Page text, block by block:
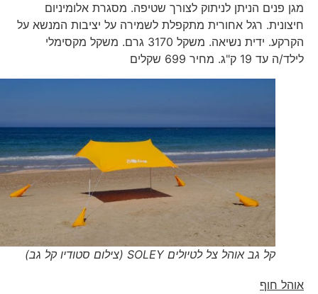
מגן פנים הניתן לניתוק לצורך שטיפה. מסגרת אלומיניום
חיצונית. רגל אחורית מתקפלת לשמירה על יציבות המנשא על
הקרקע. ידית נשיאה. משקל 3170 גרם. משקל מקסימלי
לילד/ה עד 19 ק"ג. מחיר 699 שקלים
קל גב אוהל צל לטיולים SOLEY (צילום סטודיו קל גב)
אוהל חוף